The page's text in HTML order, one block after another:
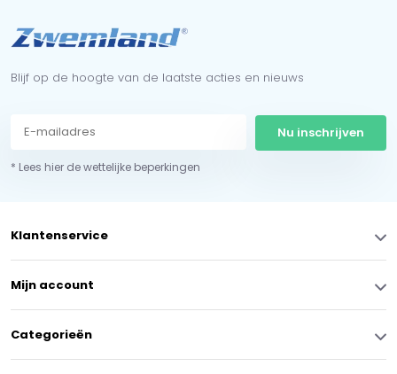
Blijf op de hoogte van de laatste acties en nieuws
Nu inschrijven
* Lees hier de wettelijke beperkingen
Klantenservice
Mijn account
Categorieën